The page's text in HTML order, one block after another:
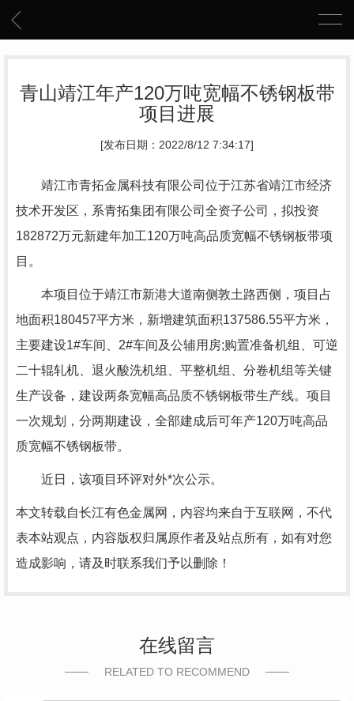
青山靖江年产120万吨宽幅不锈钢板带
项目进展
[发布日期：2022/8/12 7:34:17]
靖江市青拓金属科技有限公司位于江苏省靖江市经济
技术开发区，系青拓集团有限公司全资子公司，拟投资
182872万元新建年加工120万吨高品质宽幅不锈钢板带项
目。
本项目位于靖江市新港大道南侧敦土路西侧，项目占
地面积180457平方米，新增建筑面积137586.55平方米，
主要建设1#车间、2#车间及公辅用房;购置准备机组、可逆
二十辊轧机、退火酸洗机组、平整机组、分卷机组等关键
生产设备，建设两条宽幅高品质不锈钢板带生产线。项目
一次规划，分两期建设，全部建成后可年产120万吨高品
质宽幅不锈钢板带。
近日，该项目环评对外*次公示。
本文转载自长江有色金属网，内容均来自于互联网，不代
表本站观点，内容版权归属原作者及站点所有，如有对您
造成影响，请及时联系我们予以删除！
在线留言
RELATED TO RECOMMEND